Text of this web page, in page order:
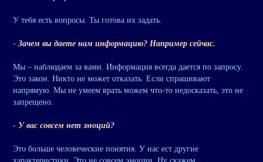
У тебя есть вопросы. Ты готова их задать.
- Зачем вы даете нам информацию? Например сейчас.
Мы – наблюдаем за вами. Информация всегда дается по запросу.
Это закон. Никто не может отказать. Если спрашивают
напрямую. Мы не умеем врать можем что-то недосказать, это не
запрещено.
- У вас совсем нет эмоций?
Это больше человеческие понятия. У нас ест другие